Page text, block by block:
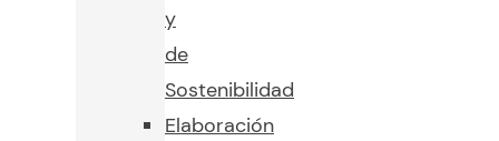
y
de
Sostenibilidad
Elaboración